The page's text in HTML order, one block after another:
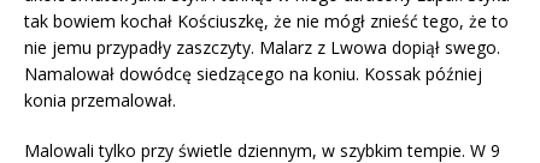
tak bowiem kochał Kościuszkę, że nie mógł znieść tego, że to
nie jemu przypadły zaszczyty. Malarz z Lwowa dopiął swego.
Namalował dowódcę siedzącego na koniu. Kossak później
konia przemalował.
Malowali tylko przy świetle dziennym, w szybkim tempie. W 9